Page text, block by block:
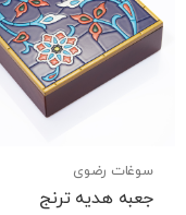
سوغات رضوی
جعبه هدیه ترنج